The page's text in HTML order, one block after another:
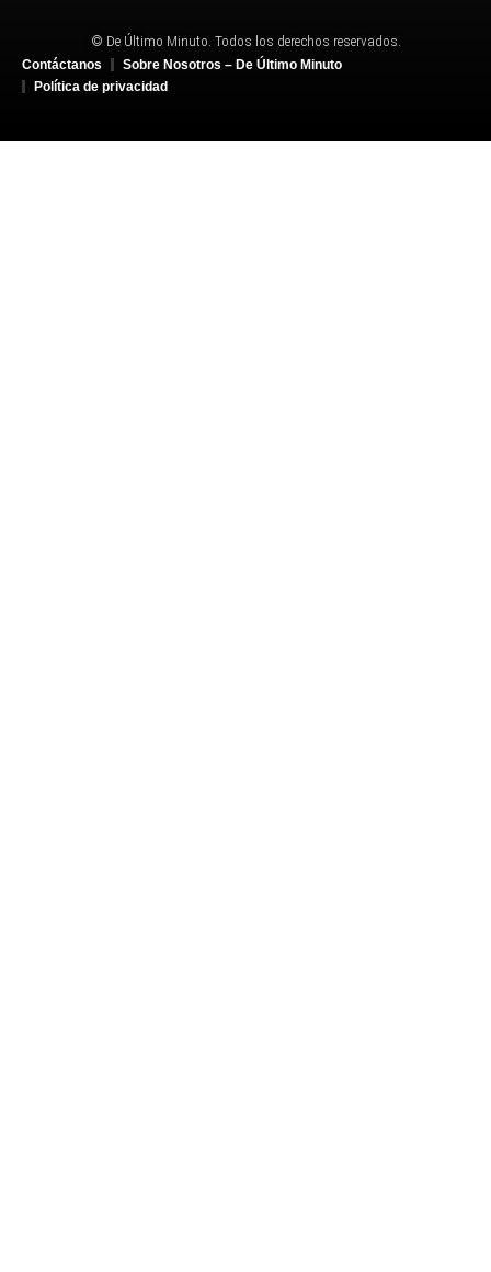
© De Último Minuto. Todos los derechos reservados.
Contáctanos
Sobre Nosotros – De Último Minuto
Política de privacidad